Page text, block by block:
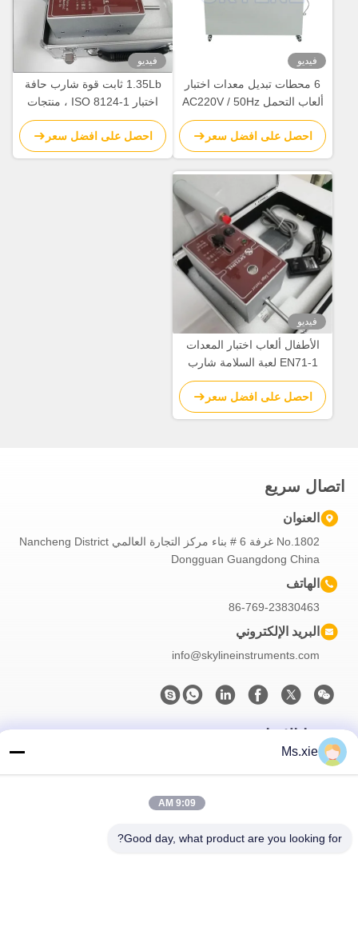
فيديو
6 محطات تبديل معدات اختبار
ألعاب التحمل AC220V / 50Hz
احصل على افضل سعر
فيديو
1.35Lb ثابت قوة شارب حافة
اختبار ISO 8124-1 ، منتجات
الأطفال / لعب معدات اختبار
السلامة
احصل على افضل سعر
فيديو
الأطفال ألعاب اختبار المعدات
EN71-1 لعبة السلامة شارب
حافة تستر
احصل على افضل سعر
اتصال سريع
العنوان
No.1802 غرفة 6 # بناء مركز التجارة العالمي Nancheng District
Dongguan Guangdong China
الهاتف
86-769-23830463
البريد الإلكتروني
info@skylineinstruments.com
نشرتنا الإخبارية
اشترك في نشرتنا الإخبارية للحصول على خصومات وأكثر.
Ms.xie
9:09 AM
Good day, what product are you looking for?